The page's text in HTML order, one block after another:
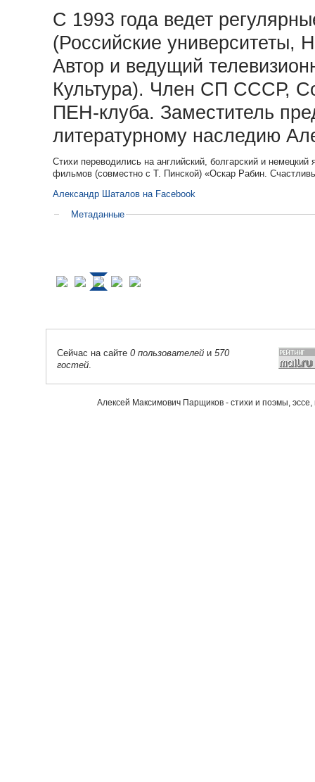
С 1993 года ведет
(Российские
Автор и ведущий
Культура). Член СП СССР,
ПЕН-клуба. Заместитель
литературному наследию
Стихи переводились на английский, болгарский и
фильмов (совместно с Т. Пинской) «Оскар Рабин.
Александр Шаталов на Facebook
Метаданные
Сейчас на сайте 0 пользователей и 570
гостей.
Алексей Максимович Парщиков - стихи и поэмы,